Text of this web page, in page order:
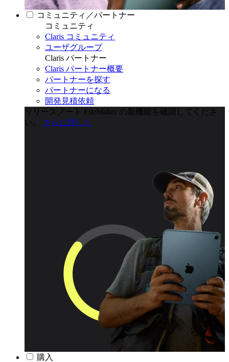
コミュニティ／パートナー
コミュニティ
Claris コミュニティ
ユーザグループ
Claris パートナー
Claris パートナー概要
パートナーを探す
パートナーになる
開発見積依頼
リリースノート
FileMaker の新機能を確認してくださ
い。
さらに詳しく
購入